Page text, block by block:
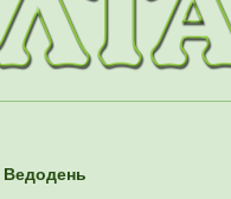
Ведодень